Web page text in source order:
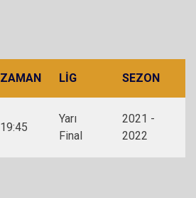
ZAMAN LIG SEZON
19:45
Yarı
Final
2021 -
2022